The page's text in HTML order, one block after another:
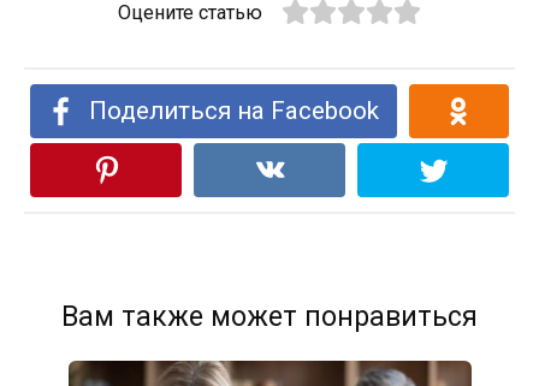
Оцените статью
Поделиться на Facebook
Вам также может понравиться